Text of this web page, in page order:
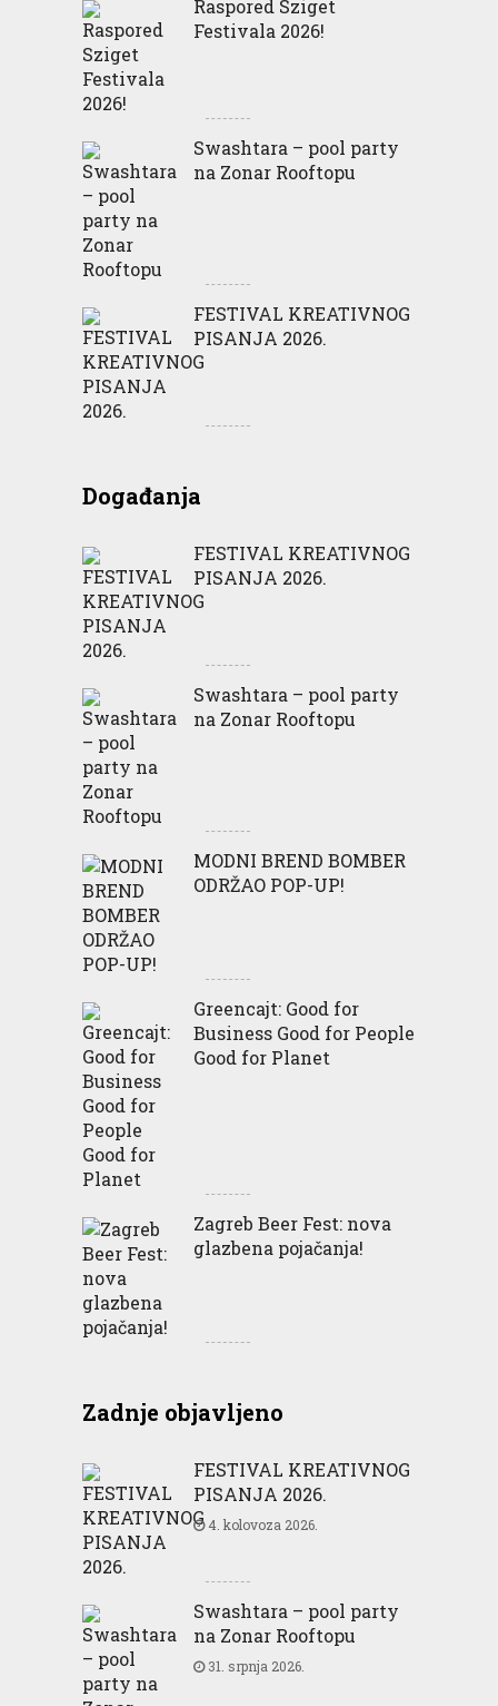
Raspored Sziget
Festivala 2026!
Swashtara – pool party
na Zonar Rooftopu
FESTIVAL KREATIVNOG
PISANJA 2026.
Događanja
FESTIVAL KREATIVNOG
PISANJA 2026.
Swashtara – pool party
na Zonar Rooftopu
MODNI BREND BOMBER
ODRŽAO POP-UP!
Greencajt: Good for
Business Good for People
Good for Planet
Zagreb Beer Fest: nova
glazbena pojačanja!
Zadnje objavljeno
FESTIVAL KREATIVNOG
PISANJA 2026.
4. kolovoza 2026.
Swashtara – pool party
na Zonar Rooftopu
31. srpnja 2026.